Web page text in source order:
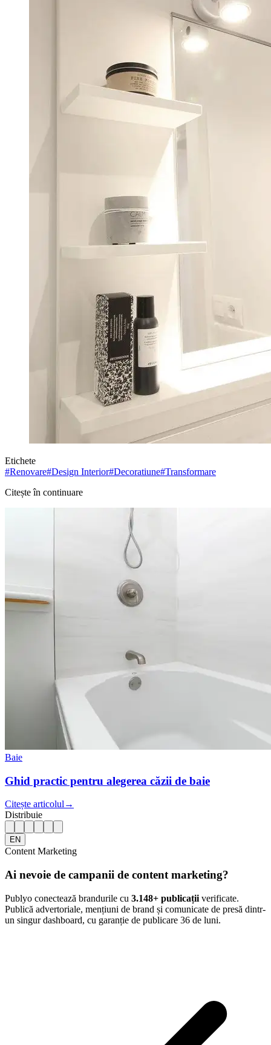
Etichete
#Renovare#Design Interior#Decoratiune#Transformare
Citește în continuare
Baie
Ghid practic pentru alegerea căzii de baie
Citește articolul →
Distribuie
EN
Content Marketing
Ai nevoie de campanii de content marketing?
Publyo conectează brandurile cu 3.148+ publicații verificate.
Publică advertoriale, mențiuni de brand și comunicate de presă dintr-
un singur dashboard, cu garanție de publicare 36 de luni.